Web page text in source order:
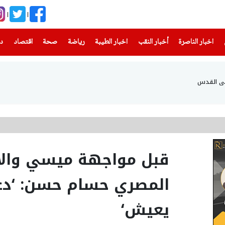
اخبار الناصرة
(current) أخبار النقب اخبار الطيبة(current) رياضة
(current) صحة(current) اقتصاد
في القدس
قبل مواجهة ميسي
المصري حسام حسن:
يعيش‘